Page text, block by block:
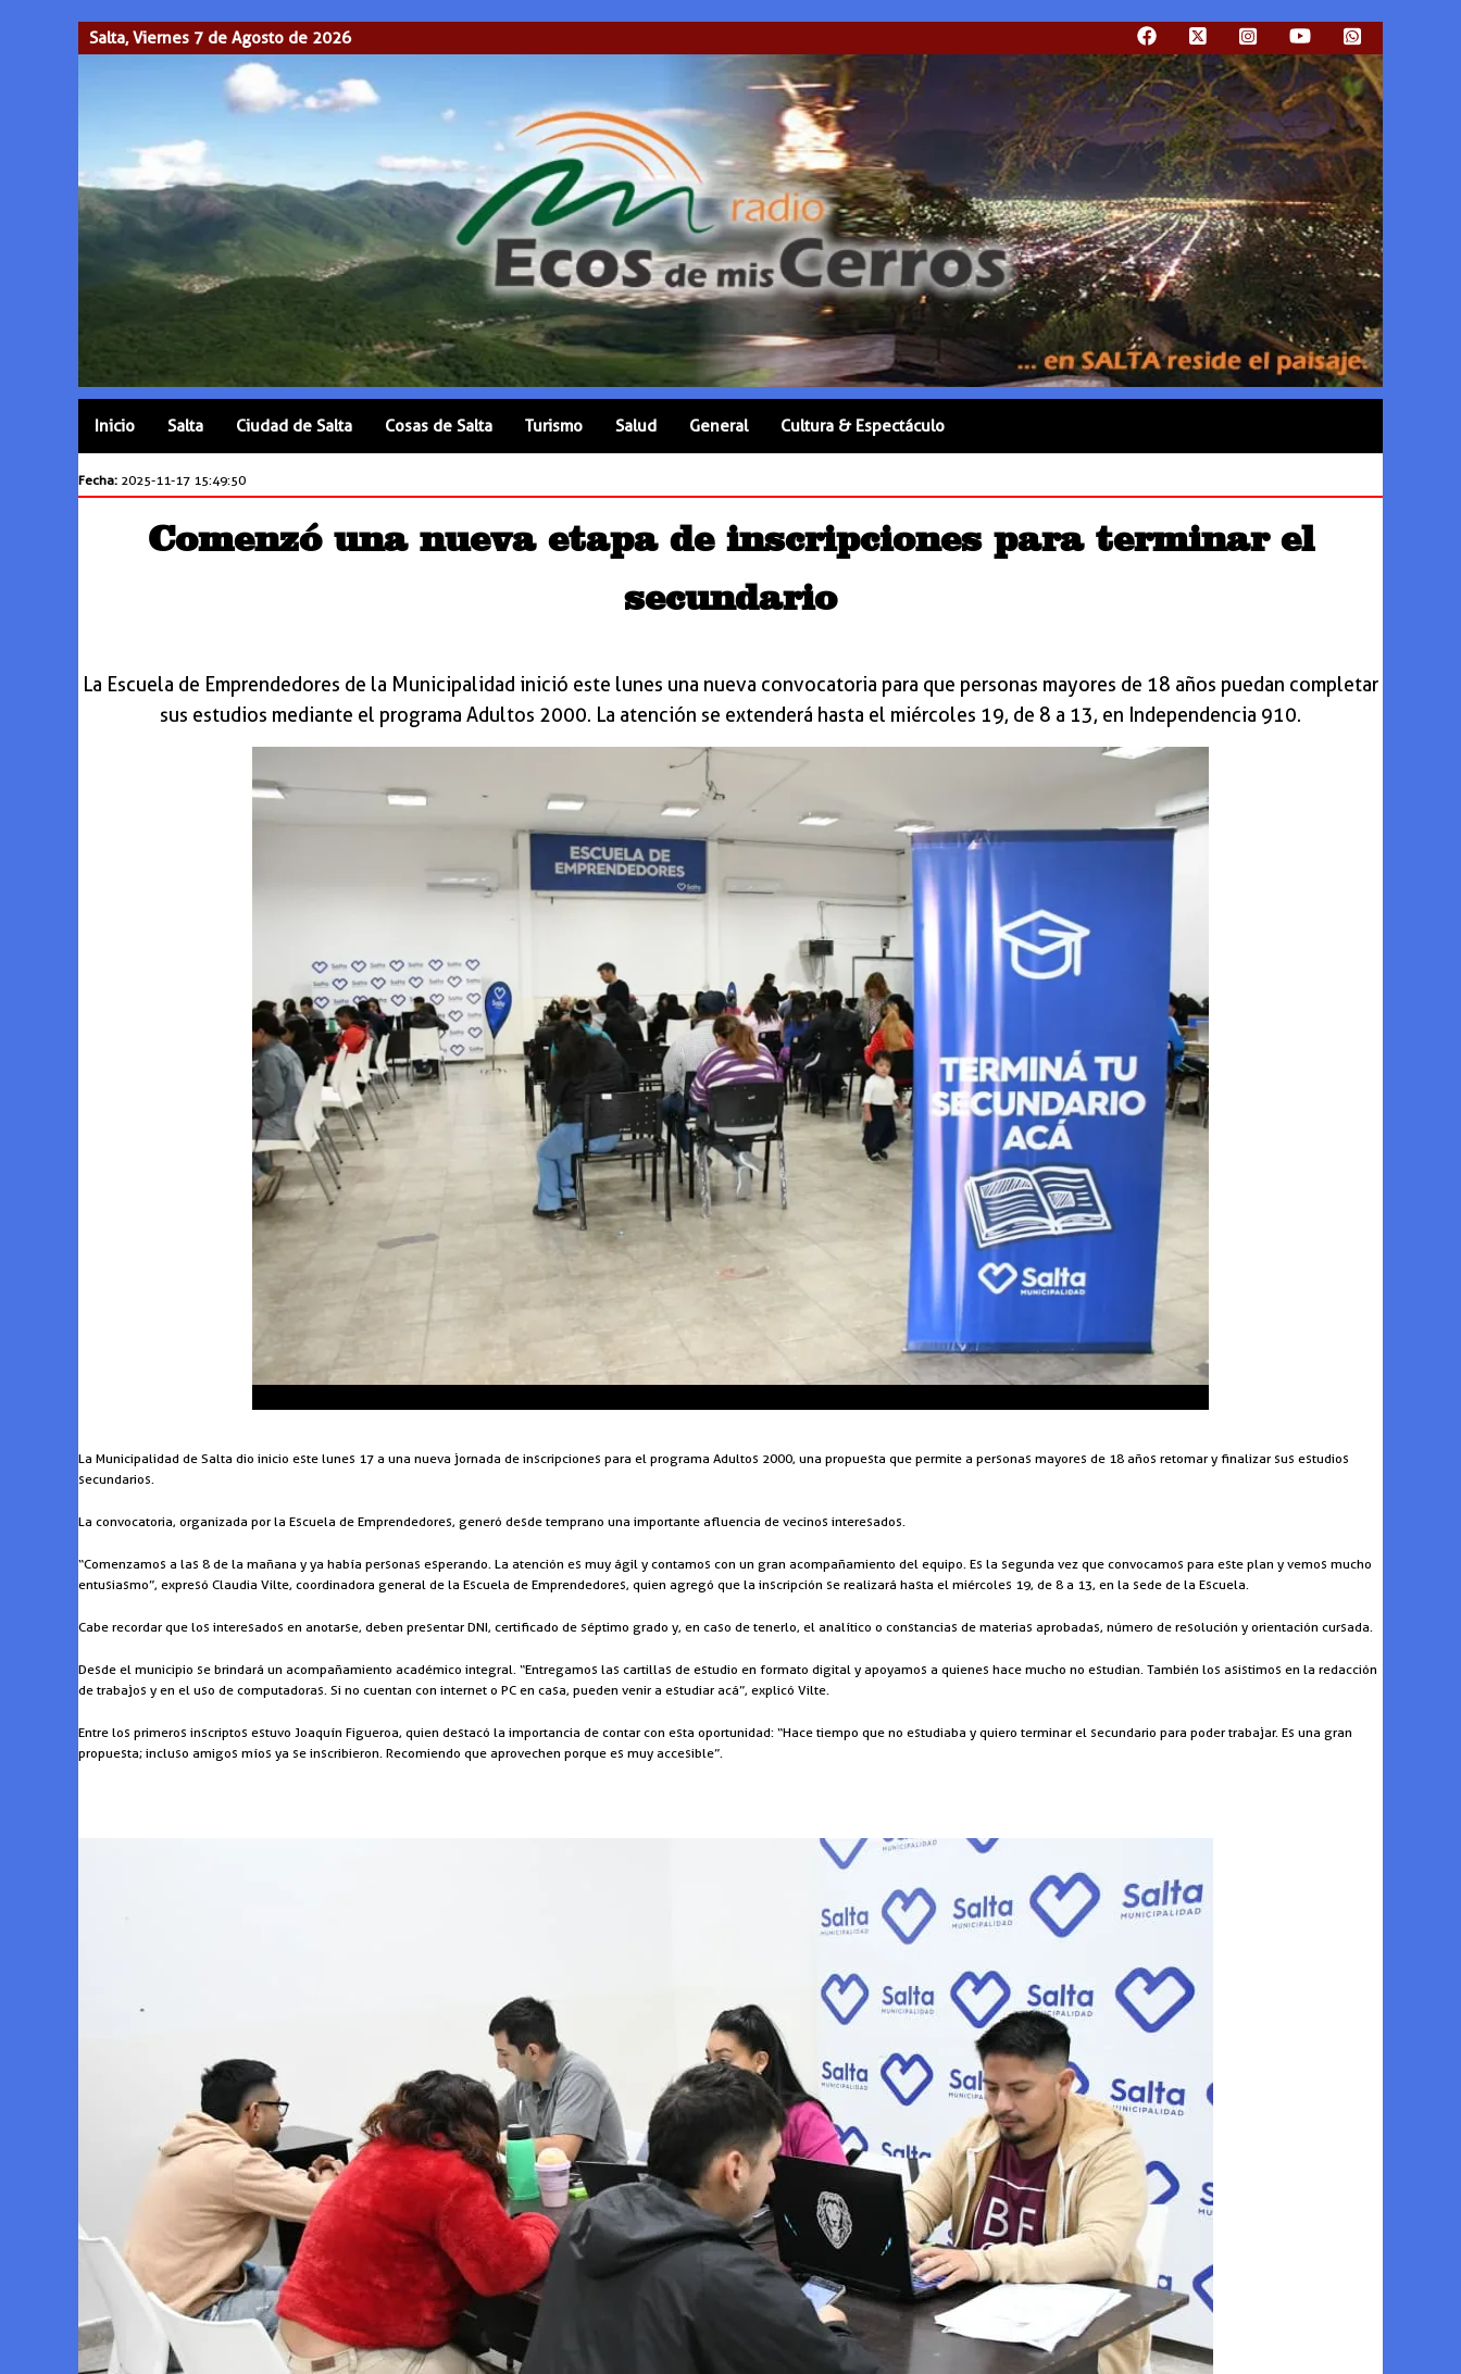
Salta, Viernes 7 de Agosto de 2026
Inicio Salta Ciudad de Salta Cosas de Salta Turismo Salud General Cultura & Espectáculo
Fecha: 2025-11-17 15:49:50
Comenzó una nueva etapa de inscripciones para terminar el
secundario
La Escuela de Emprendedores de la Municipalidad inició este lunes una nueva convocatoria para que personas mayores de 18 años puedan completar
sus estudios mediante el programa Adultos 2000. La atención se extenderá hasta el miércoles 19, de 8 a 13, en Independencia 910.
La Municipalidad de Salta dio inicio este lunes 17 a una nueva jornada de inscripciones para el programa Adultos 2000, una propuesta que permite a personas mayores de 18 años retomar y finalizar sus estudios
secundarios.
La convocatoria, organizada por la Escuela de Emprendedores, generó desde temprano una importante afluencia de vecinos interesados.
“Comenzamos a las 8 de la mañana y ya había personas esperando. La atención es muy ágil y contamos con un gran acompañamiento del equipo. Es la segunda vez que convocamos para este plan y vemos mucho
entusiasmo”, expresó Claudia Vilte, coordinadora general de la Escuela de Emprendedores, quien agregó que la inscripción se realizará hasta el miércoles 19, de 8 a 13, en la sede de la Escuela.
Cabe recordar que los interesados en anotarse, deben presentar DNI, certificado de séptimo grado y, en caso de tenerlo, el analítico o constancias de materias aprobadas, número de resolución y orientación cursada.
Desde el municipio se brindará un acompañamiento académico integral. “Entregamos las cartillas de estudio en formato digital y apoyamos a quienes hace mucho no estudian. También los asistimos en la redacción
de trabajos y en el uso de computadoras. Si no cuentan con internet o PC en casa, pueden venir a estudiar acá”, explicó Vilte.
Entre los primeros inscriptos estuvo Joaquín Figueroa, quien destacó la importancia de contar con esta oportunidad: “Hace tiempo que no estudiaba y quiero terminar el secundario para poder trabajar. Es una gran
propuesta; incluso amigos míos ya se inscribieron. Recomiendo que aprovechen porque es muy accesible”.